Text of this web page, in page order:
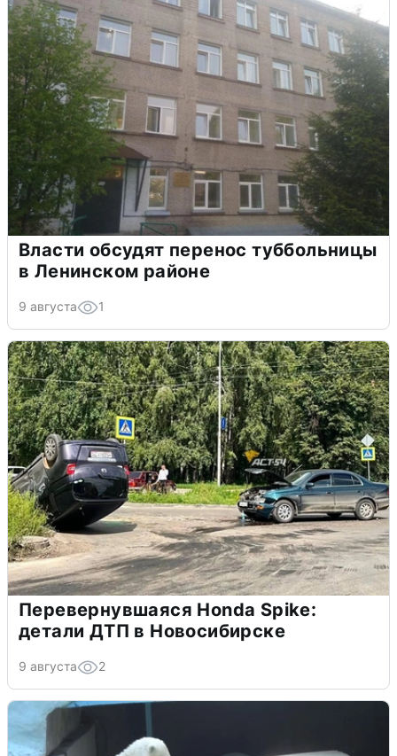
Власти обсудят перенос туббольницы
в Ленинском районе
9 августа 1
Перевернувшаяся Honda Spike:
детали ДТП в Новосибирске
9 августа 2